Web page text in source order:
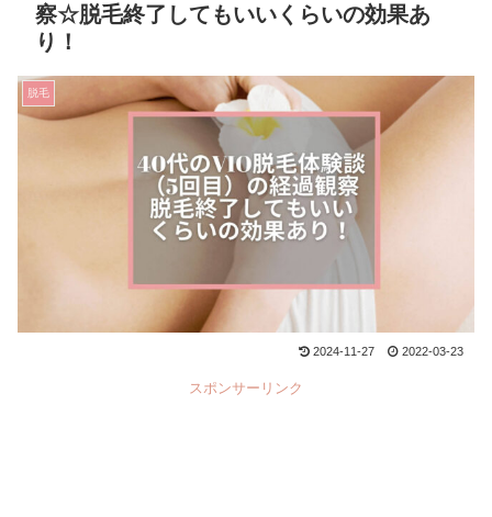
察☆脱毛終了してもいいくらいの効果あ
り！
脱毛
2024-11-27 2022-03-23
スポンサーリンク